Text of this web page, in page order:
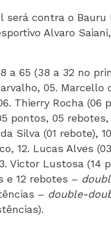
será contra o Bauru
Alvaro
a 65 (38 a 32 no
05. Marcello
Thierry Rocha (06
pontos, 05 rebotes,
Silva (01 rebote),
12. Lucas Alves
Victor Lustosa (14
e 12 rebotes –
– double-